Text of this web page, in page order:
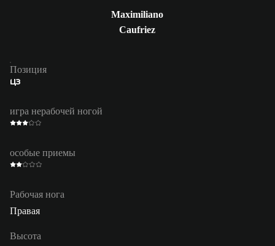
Maximiliano
Caufriez
Позиция
ЦЗ
игра нерабочей ногой
особые приемы
Рабочая нога
Правая
Высота